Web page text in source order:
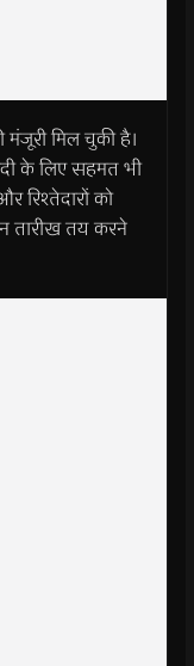
मंजूरी मिल चुकी है।
के लिए सहमत भी
रिश्तेदारों को
तारीख तय करने